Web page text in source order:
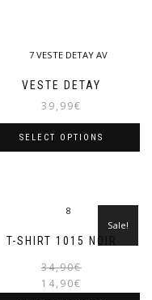
VESTE DETAY
39,99€
SELECT OPTIONS
T-SHIRT 1015 NOIR
Sale!
34,90€
14,90€